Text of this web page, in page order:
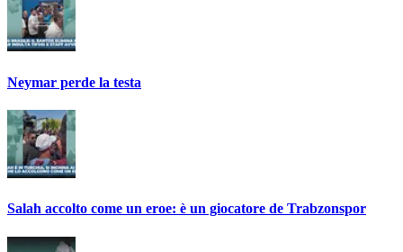
Neymar perde la testa
Salah accolto come un eroe: è un giocatore de Trabzonspor